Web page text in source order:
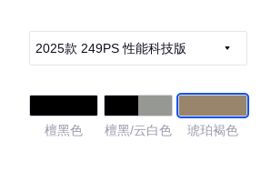
2025款 249PS 性能科技版
檀黑色 檀黑/云白色 琥珀褐色